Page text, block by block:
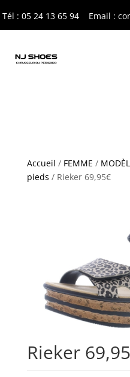
Tél : 05 24 13 65 94 Email :
Accueil / FEMME /
pieds / Rieker 69,95€
Rieker